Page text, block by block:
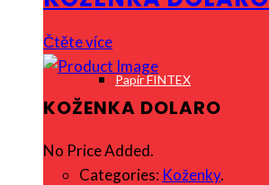
Papír FINTEX
Čtěte více
KOŽENKA DOLARO
No Price Added.
Categories: Koženky.